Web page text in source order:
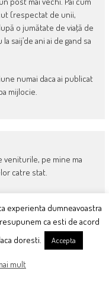
(respectat de unii,
o jumătate de viaţă de
saij’de ani ai de gand sa
numai daca ai publicat
mijlocie.
veniturile, pe mine ma
catre stat.
roman care poate
o retributie
gasita o metoda prin care
in cazul acestor
fara probleme
experienta dumneavoastra
ca esti de acord
doresti.
Accepta
mult